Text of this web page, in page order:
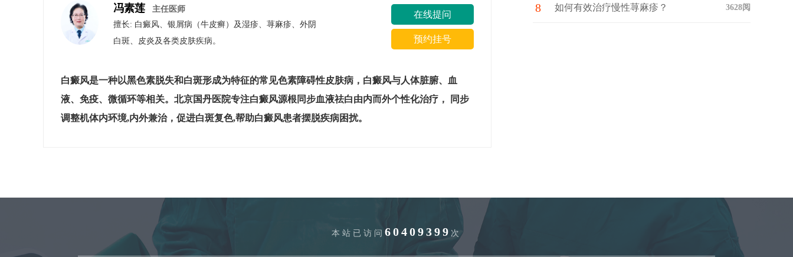
冯素莲
主任医师
擅长: 白癜风、银屑病（牛皮癣）​及​湿疹、荨麻疹、外阴
白斑、皮炎及各类皮肤疾病。
在线提问
预约挂号
白癜风是一种以黑色素脱失和白斑形成为特征的常见色素障碍性皮肤病，白癜风与人体脏腑、血
液、免疫、微循环等相关。北京国丹医院专注白癜风源根同步血液祛白由内而外个性化治疗， 同步
调整机体内环境,内外兼治，促进白斑复色,帮助白癜风患者摆脱疾病困扰。
8 如何有效治疗慢性荨麻疹？ 3628阅
本站已访问 60409399 次